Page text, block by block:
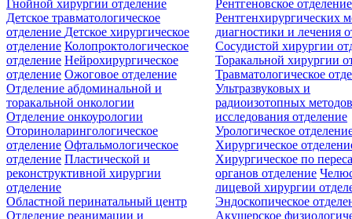
Гнойной хирургии отделение
Детское травматологическое
отделение Детское хирургическое
отделение Колопроктологическое
отделение Нейрохирургическое
отделение Ожоговое отделение
Отделение абдоминальной и
торакальной онкологии
Отделение онкоурологии
Оториноларингологическое
отделение Офтальмологическое
отделение Пластической и
реконструктивной хирургии
отделение
Рентгеновское отделение
Рентгенхирургических
диагностики и лечения
Сосудистой хирургии
Торакальной хирургии
Травматологическое
Ультразвуковых и
радиоизотопных
исследования отделение
Урологическое
Хирургическое
Хирургическое по
органов отделение
лицевой хирургии
Эндоскопическое
Областной перинатальный центр
Отделение реанимации и
Акушерское